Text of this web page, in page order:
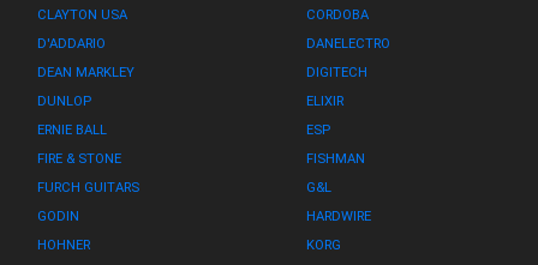
CLAYTON USA
CORDOBA
D'ADDARIO
DANELECTRO
DEAN MARKLEY
DIGITECH
DUNLOP
ELIXIR
ERNIE BALL
ESP
FIRE & STONE
FISHMAN
FURCH GUITARS
G&L
GODIN
HARDWIRE
HOHNER
KORG